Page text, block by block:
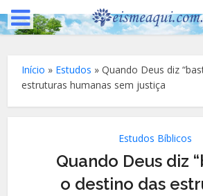
Início » Estudos »Quando Deus diz
estruturas humanas sem justiça
Estudos Bíblicos
Quando Deus diz
o destino das